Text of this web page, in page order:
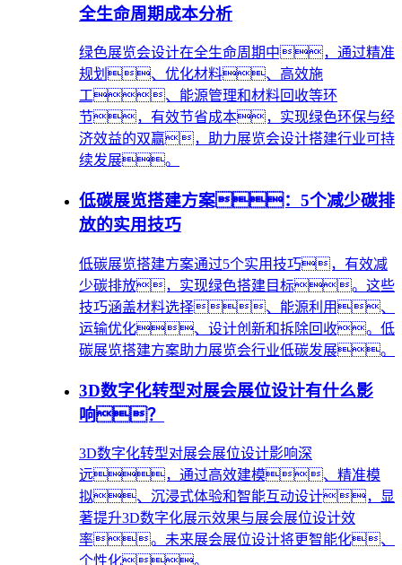
全生命周期成本分析
绿色展览会设计在全生命周期中，通过精准
规划、优化材料、高效施
工、能源管理和材料回收等环
节，有效节省成本，实现绿色环保与经
济效益的双赢，助力展览会设计搭建行业可持
续发展。
低碳展览搭建方案：5个减少碳排
放的实用技巧
低碳展览搭建方案通过5个实用技巧，有效减
少碳排放，实现绿色搭建目标。这些
技巧涵盖材料选择、能源利用、
运输优化、设计创新和拆除回收。低
碳展览搭建方案助力展览会行业低碳发展。
3D数字化转型对展会展位设计有什么影
响？
3D数字化转型对展会展位设计影响深
远，通过高效建模、精准模
拟、沉浸式体验和智能互动设计，显
著提升3D数字化展示效果与展会展位设计效
率。未来展会展位设计将更智能化、
个性化。